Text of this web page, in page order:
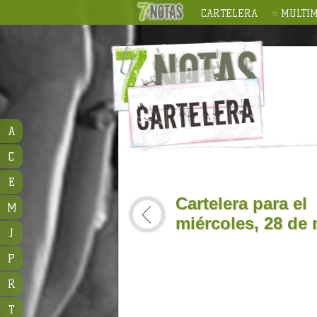
CARTELERA
Cartelera para el
miércoles, 28 de
A
C
E
M
J
P
R
T